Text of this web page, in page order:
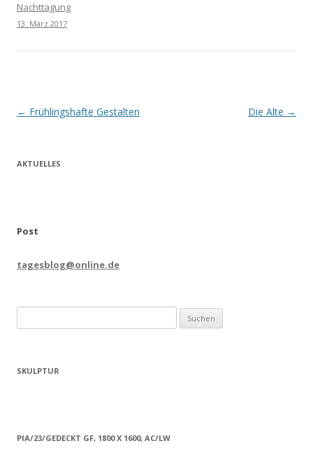
Nachttagung
13. März 2017
Beitrags-
← Frühlingshafte Gestalten Die Alte →
AKTUELLES
Post
tagesblog@online.de
nach:
SKULPTUR
PIA/23/GEDECKT GF, 1800 X 1600, AC/LW